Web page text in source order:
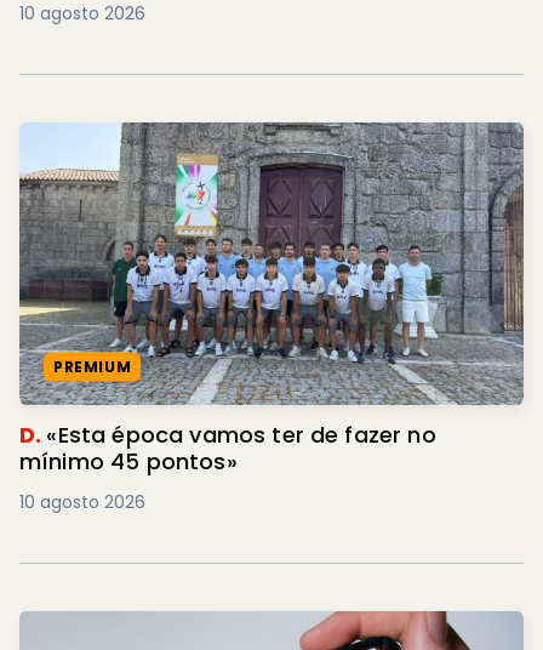
10 agosto 2026
PREMIUM
D. «Esta época vamos ter de fazer no
mínimo 45 pontos»
10 agosto 2026